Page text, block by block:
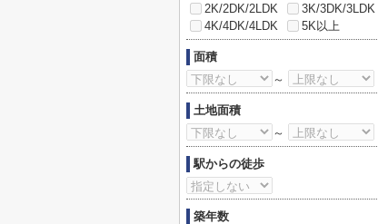
2K/2DK/2LDK
3K/3DK/3LDK
4K/4DK/4LDK
5K以上
面積
～
土地面積
～
駅からの徒歩
築年数